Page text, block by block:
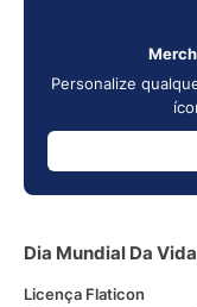
Personalize
Dia Mundial Da
Licença Flaticon